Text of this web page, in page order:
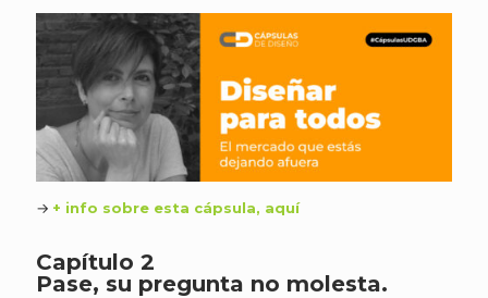
→ + info sobre esta cápsula, aquí
Capítulo 2
Pase, su pregunta no molesta.